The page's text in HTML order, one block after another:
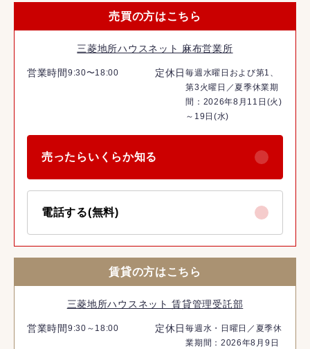
売買の方はこちら
三菱地所ハウスネット 麻布営業所
営業時間 9:30〜18:00 定休日毎週水曜日および第1、
第3火曜日／夏季休業期
間：2026年8月11日(火)
～19日(水)
売ったらいくらか知る
電話する(無料)
賃貸の方はこちら
三菱地所ハウスネット 賃貸管理受託部
営業時間 9:30～18:00 定休日毎週水・日曜日／夏季休
業期間：2026年8月9日